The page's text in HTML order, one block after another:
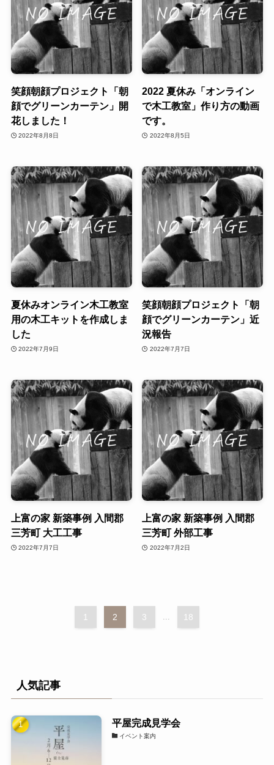
笑顔朝顔プロジェクト「朝
顔でグリーンカーテン」開
花しました！
2022年8月8日
2022 夏休み「オンライン
で木工教室」作り方の動画
です。
2022年8月5日
夏休みオンライン木工教室
用の木工キットを作成しま
した
2022年7月9日
笑顔朝顔プロジェクト「朝
顔でグリーンカーテン」近
況報告
2022年7月7日
上富の家 新築事例 入間郡
三芳町 大工工事
2022年7月7日
上富の家 新築事例 入間郡
三芳町 外部工事
2022年7月2日
1 2 3 ... 18
人気記事
平屋完成見学会
イベント案内